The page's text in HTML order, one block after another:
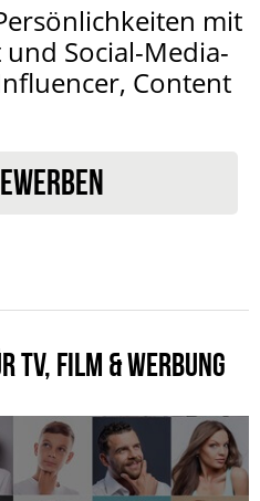
mit
Social-Media-
Content
TV, FILM & WERBUNG